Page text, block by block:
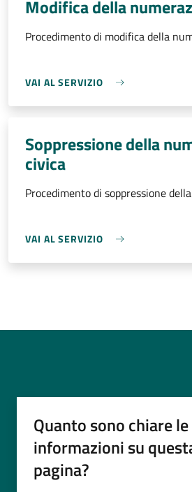
Modifica della
Procedimento di modifica della
VAI AL SERVIZIO
Soppressione della
civica
Procedimento di soppressione
VAI AL SERVIZIO
Quanto sono chiare le
informazioni su
pagina?